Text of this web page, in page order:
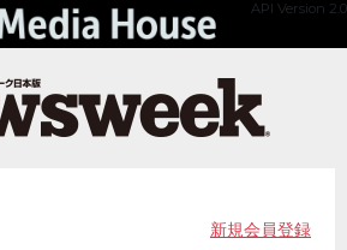
API Version 2.0
新規会員登録